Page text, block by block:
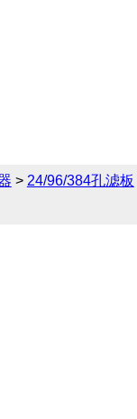
> 24/96/384孔滤板